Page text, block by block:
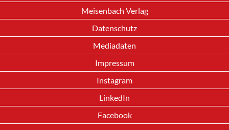
Meisenbach Verlag
Datenschutz
Mediadaten
Impressum
Instagram
LinkedIn
Facebook